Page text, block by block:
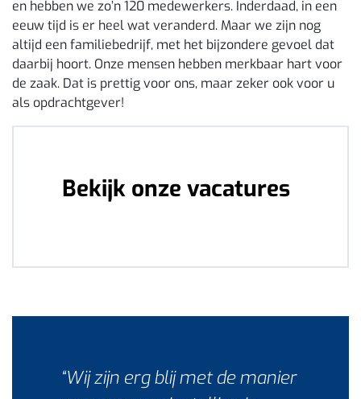
en hebben we zo’n 120 medewerkers. Inderdaad, in een
eeuw tijd is er heel wat veranderd. Maar we zijn nog
altijd een familiebedrijf, met het bijzondere gevoel dat
daarbij hoort. Onze mensen hebben merkbaar hart voor
de zaak. Dat is prettig voor ons, maar zeker ook voor u
als opdrachtgever!
Bekijk onze vacatures
“Wij zijn erg blij met de manier